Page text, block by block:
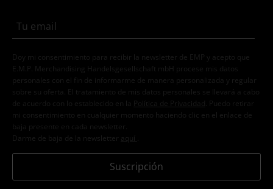
Doy mi consentimiento para recibir la newsletter de EMP y acepto que
E.M.P. Merchandising Handelsgesellschaft mbH procese mis datos
personales con el fin de informarme de manera personalizada y regular
sobre su oferta. El tratamiento de mis datos personales se llevará a cabo
de acuerdo con lo establecido en la
Política de Privacidad . Puedo retirar
mi consentimiento en cualquier momento haciendo clic en el enlace de
baja presente en cada newsletter.
Darme de baja de la newsletter
aquí
Suscripción